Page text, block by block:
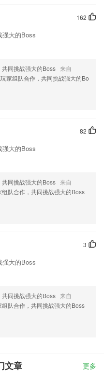
入实时翻译日语助手！
学习实现多元化
什么?
为您提供更便捷可靠的服务。该
。
改整单积分
经历，以帮助我们更好的对产品
162
强大的Boss
共同挑战强大的Boss 来自
家组队合作，共同挑战强大的Bo
82
强大的Boss
共同挑战强大的Boss 来自
组队合作，共同挑战强大的Boss
3
强大的Boss
共同挑战强大的Boss 来自
组队合作，共同挑战强大的Boss
文章 更多